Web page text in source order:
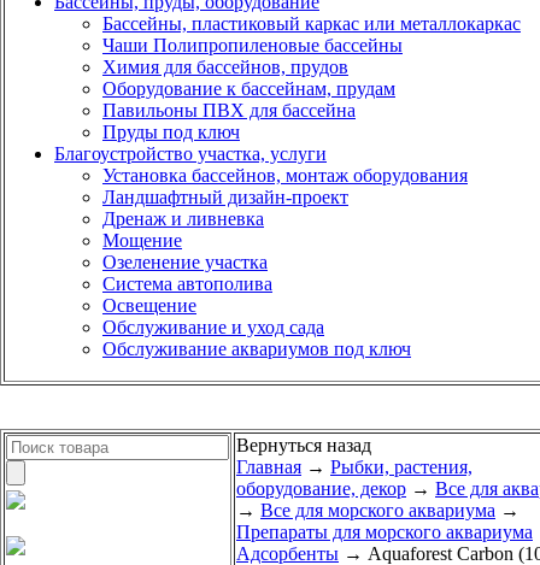
Бассейны, пластиковый каркас или металлокаркас
Чаши Полипропиленовые бассейны
Химия для бассейнов, прудов
Оборудование к бассейнам, прудам
Павильоны ПВХ для бассейна
Пруды под ключ
Благоустройство участка, услуги
Установка бассейнов, монтаж оборудования
Ландшафтный дизайн-проект
Дренаж и ливневка
Мощение
Озеленение участка
Система автополива
Освещение
Обслуживание и уход сада
Обслуживание аквариумов под ключ
Вернуться назад
Главная → Рыбки, растения,
оборудование, декор → Все для
→ Все для морского аквариума →
Препараты для морского аквариума
Адсорбенты → Aquaforest Carbon